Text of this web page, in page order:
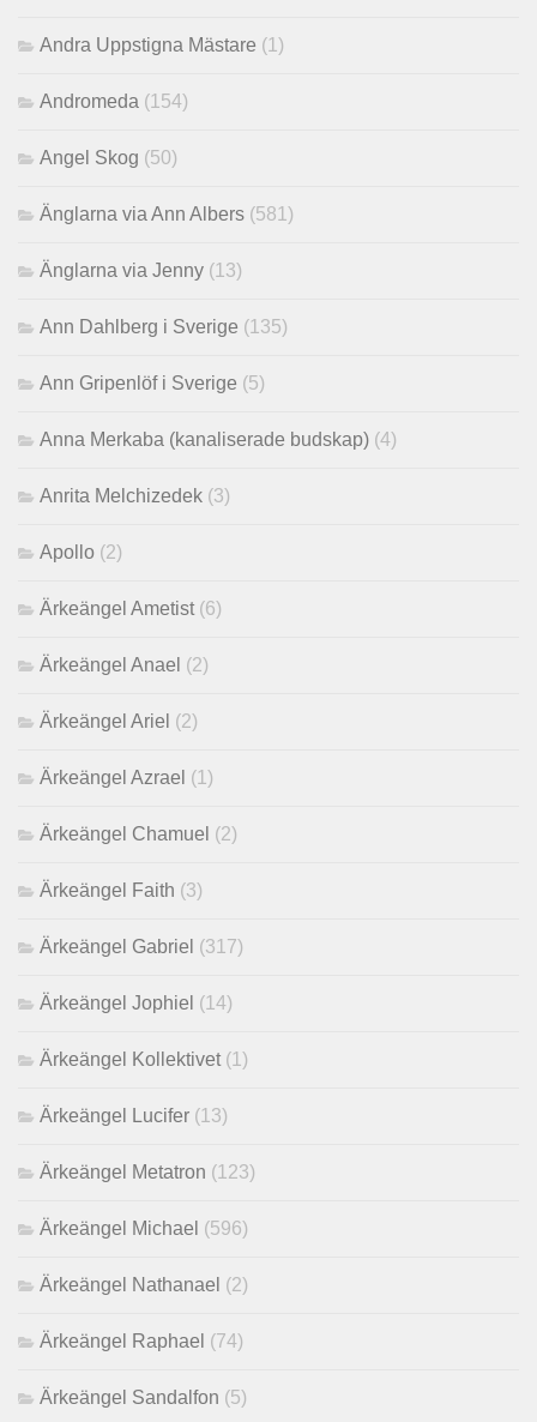
Andra Uppstigna Mästare (1)
Andromeda (154)
Angel Skog (50)
Änglarna via Ann Albers (581)
Änglarna via Jenny (13)
Ann Dahlberg i Sverige (135)
Ann Gripenlöf i Sverige (5)
Anna Merkaba (kanaliserade budskap) (4)
Anrita Melchizedek (3)
Apollo (2)
Ärkeängel Ametist (6)
Ärkeängel Anael (2)
Ärkeängel Ariel (2)
Ärkeängel Azrael (1)
Ärkeängel Chamuel (2)
Ärkeängel Faith (3)
Ärkeängel Gabriel (317)
Ärkeängel Jophiel (14)
Ärkeängel Kollektivet (1)
Ärkeängel Lucifer (13)
Ärkeängel Metatron (123)
Ärkeängel Michael (596)
Ärkeängel Nathanael (2)
Ärkeängel Raphael (74)
Ärkeängel Sandalfon (5)